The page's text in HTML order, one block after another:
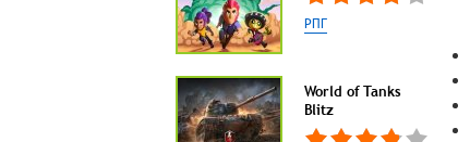
РПГ
World of Tanks
Blitz